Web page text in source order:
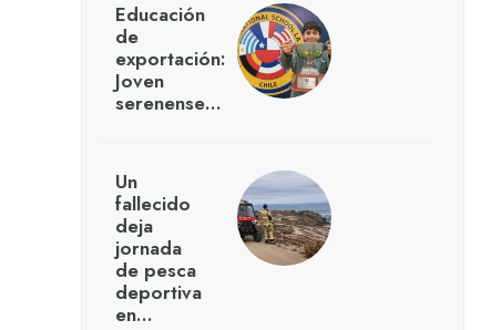
Educación
de
exportación:
Joven
serenense…
Un
fallecido
deja
jornada
de pesca
deportiva
en…